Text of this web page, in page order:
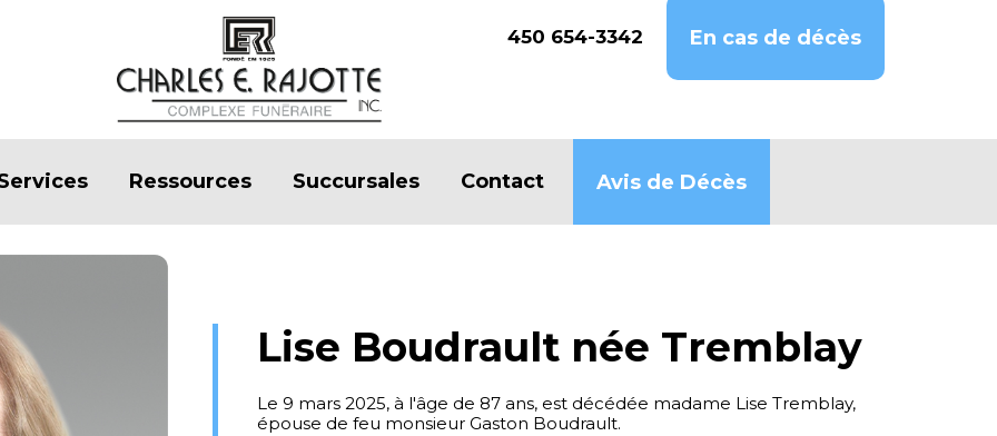
450 654-3342 En cas de décès
Ressources Succursales Contact Avis de Décès
Lise Boudrault née Tremblay
Le 9 mars 2025, à l'âge de 87 ans, est décédée madame Lise Tremblay,
épouse de feu monsieur Gaston Boudrault.